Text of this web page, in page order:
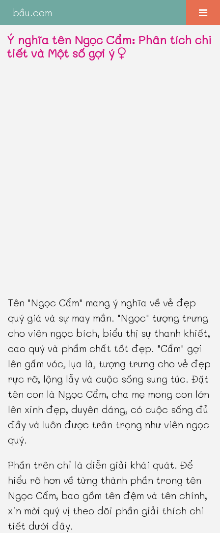
bầu.com
Ý nghĩa tên Ngọc Cẩm: Phân tích chi
tiết và Một số gợi ý
Tên "Ngọc Cẩm" mang ý nghĩa về vẻ đẹp
quý giá và sự may mắn. "Ngọc" tượng trưng
cho viên ngọc bích, biểu thị sự thanh khiết,
cao quý và phẩm chất tốt đẹp. "Cẩm" gợi
lên gấm vóc, lụa là, tượng trưng cho vẻ đẹp
rực rỡ, lộng lẫy và cuộc sống sung túc. Đặt
tên con là Ngọc Cẩm, cha mẹ mong con lớn
lên xinh đẹp, duyên dáng, có cuộc sống đủ
đầy và luôn được trân trọng như viên ngọc
quý.
Phần trên chỉ là diễn giải khái quát. Để
hiểu rõ hơn về từng thành phần trong tên
Ngọc Cẩm, bao gồm tên đệm và tên chính,
xin mời quý vị theo dõi phần giải thích chi
tiết dưới đây.